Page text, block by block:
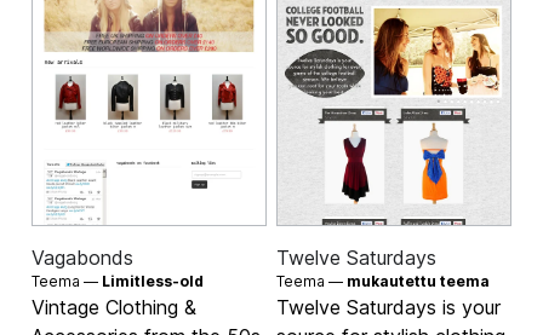
Vagabonds
Teema — Limitless-old
Vintage Clothing &
Twelve Saturdays
Teema — mukautettu teema
Twelve Saturdays is your